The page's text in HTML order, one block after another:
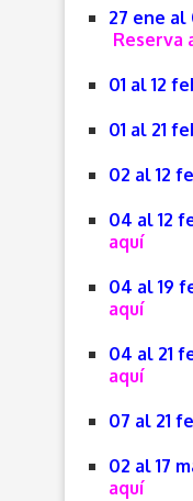
27 ene al
Reserva
01 al 12
01 al 21
02 al 12
04 al 12
aquí
04 al 19
aquí
04 al 21
aquí
07 al 21
02 al 17
aquí